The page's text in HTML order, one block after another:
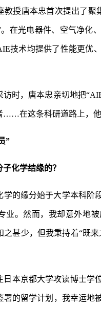
教授唐本忠首次提出了聚
在光电器件、空气净化
技术均提供了性能更优
访时，唐本忠亲切地把
……在这条科研道路上，他
”
化学结缘的？
学的缘分始于大学本科阶段
业。然而，我却意外地
甚少，但我秉持着“既
日本京都大学攻读博士学
的留学计划，我幸运地